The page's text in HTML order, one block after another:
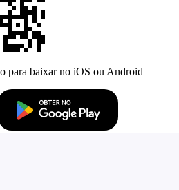
para baixar no iOS ou Android